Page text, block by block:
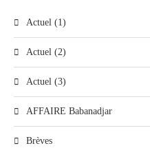
Actuel (1)
Actuel (2)
Actuel (3)
AFFAIRE Babanadjar
Brèves